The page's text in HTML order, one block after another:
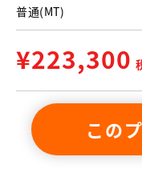
普通(MT)
¥223,300
この